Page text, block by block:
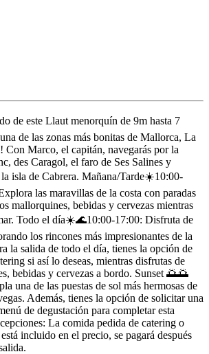
de este Llaut menorquín de 9m hasta 7
de las zonas más bonitas de Mallorca, La
Con Marco, el capitán, navegarás por la
des Caragol, el faro de Ses Salines y
isla de Cabrera. Mañana/Tarde☀️10:00-
las maravillas de la costa con paradas
mallorquines, bebidas y cervezas mientras
Todo el día☀️🌊10:00-17:00: Disfruta de
los rincones más impresionantes de la
la salida de todo el día, tienes la opción de
si así lo deseas, mientras disfrutas de
bebidas y cervezas a bordo. Sunset 🌅🌅
una de las puestas de sol más hermosas de
Además, tienes la opción de solicitar una
de degustación para completar esta
La comida pedida de catering o
incluido en el precio, se pagará después